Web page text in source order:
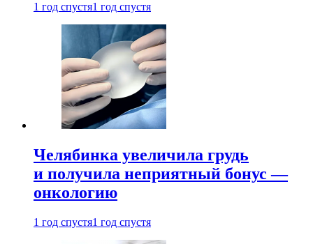
1 год спустя1 год спустя
Челябинка увеличила грудь
и получила неприятный бонус —
онкологию
1 год спустя1 год спустя